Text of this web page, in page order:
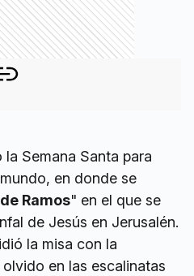
Semana Santa para
en donde se
Ramos" en el que se
de Jesús en Jerusalén.
la misa con la
en las escalinatas